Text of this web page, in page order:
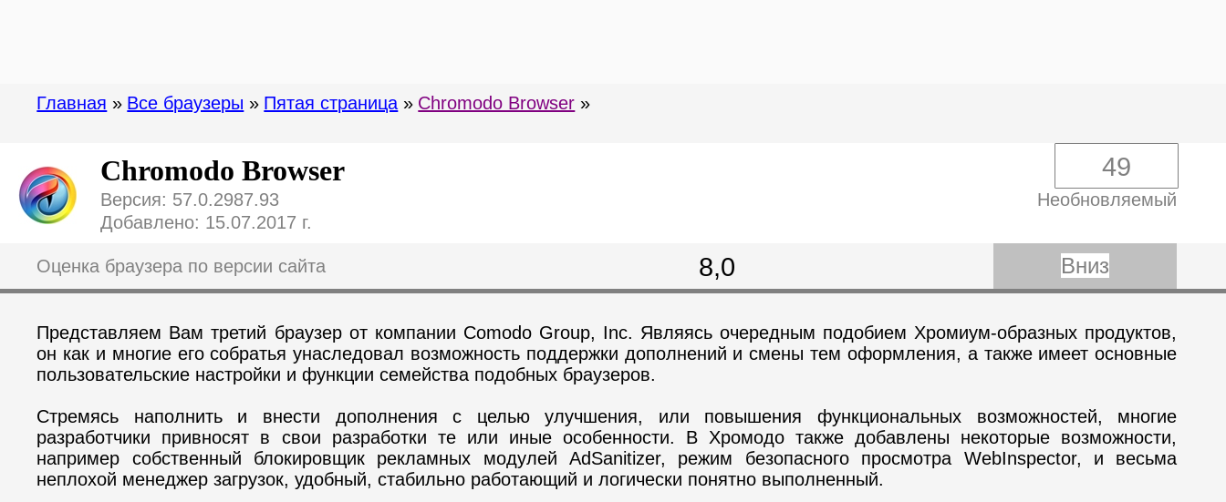
Необновляемый
49
Вниз
8,0
Оценка браузера по версии сайта
Представляем Вам третий браузер от компании Comodo Group, Inc. Являясь очередным подобием Хромиум-образных продуктов,
он как и многие его собратья унаследовал возможность поддержки дополнений и смены тем оформления, а также имеет основные
пользовательские настройки и функции семейства подобных браузеров.
Стремясь наполнить и внести дополнения с целью улучшения, или повышения функциональных возможностей, многие
разработчики привносят в свои разработки те или иные особенности. В Хромодо также добавлены некоторые возможности,
например собственный блокировщик рекламных модулей AdSanitizer, режим безопасного просмотра WebInspector, и весьма
неплохой менеджер загрузок, удобный, стабильно работающий и логически понятно выполненный.
Главная » Все браузеры » Пятая страница » Chromodo Browser »
Версия: 57.0.2987.93
Добавлено: 15.07.2017 г.
Chromodo Browser